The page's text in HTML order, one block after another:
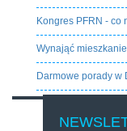
Kongres PFRN -
Wynająć
Darmowe porady w